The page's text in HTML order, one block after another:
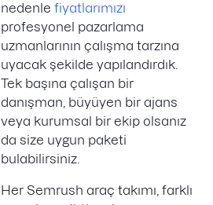
nedenle fiyatlarımızı
profesyonel pazarlama
uzmanlarının çalışma tarzına
uyacak şekilde yapılandırdık.
Tek başına çalışan bir
danışman, büyüyen bir ajans
veya kurumsal bir ekip olsanız
da size uygun paketi
bulabilirsiniz.
Her Semrush araç takımı, farklı